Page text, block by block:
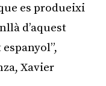
es produeixi
d’aquest
Xavier